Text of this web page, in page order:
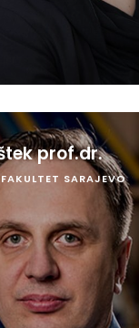
prof.dr.
SARAJEVO